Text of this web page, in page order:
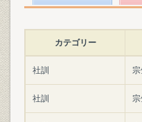
カテゴリー
社訓
社訓